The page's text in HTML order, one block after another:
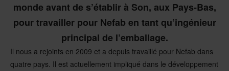
monde avant de s’établir à Son, aux Pays-Bas,
pour travailler pour Nefab en tant qu’ingénieur
principal de l’emballage.
Il nous a rejoints en 2009 et a depuis travaillé pour Nefab dans
quatre pays. Il est actuellement impliqué dans le développement